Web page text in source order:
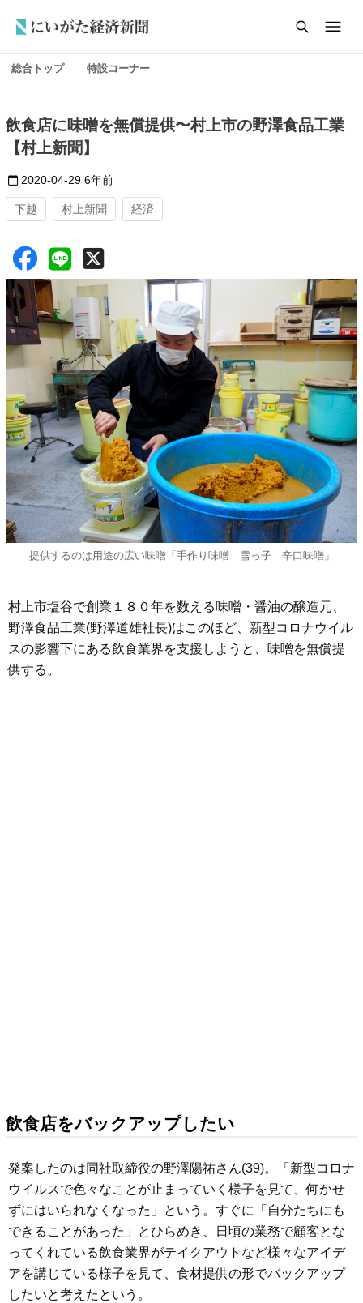
総合トップ 特設コーナー
飲食店に味噌を無償提供〜村上市の野澤食品工業
【村上新聞】
2020-04-29 6年前
下越 村上新聞 経済
提供するのは用途の広い味噌「手作り味噌 雪っ子 辛口味噌」
村上市塩谷で創業１８０年を数える味噌・醤油の醸造元、
野澤食品工業(野澤道雄社長)はこのほど、新型コロナウイル
スの影響下にある飲食業界を支援しようと、味噌を無償提
供する。
飲食店をバックアップしたい
発案したのは同社取締役の野澤陽祐さん(39)。「新型コロナ
ウイルスで色々なことが止まっていく様子を見て、何かせ
ずにはいられなくなった」という。すぐに「自分たちにも
できることがあった」とひらめき、日頃の業務で顧客とな
ってくれている飲食業界がテイクアウトなど様々なアイデ
アを講じている様子を見て、食材提供の形でバックアップ
したいと考えたという。